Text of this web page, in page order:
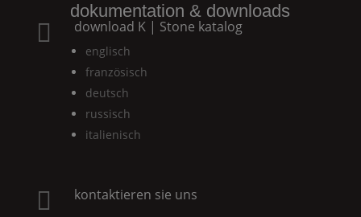
dokumentation & downloads
 download K | Stone katalog
englisch
französisch
deutsch
russisch
italienisch
 kontaktieren sie uns